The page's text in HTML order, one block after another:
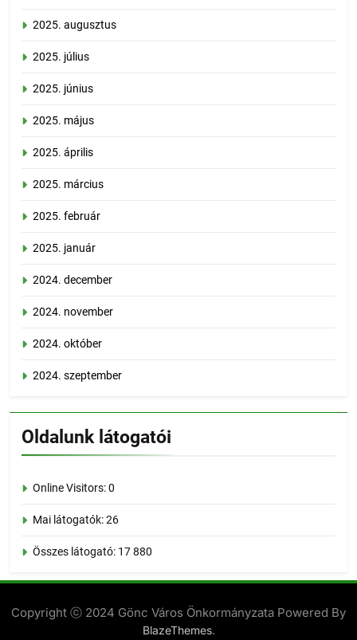
2025. augusztus
2025. július
2025. június
2025. május
2025. április
2025. március
2025. február
2025. január
2024. december
2024. november
2024. október
2024. szeptember
Oldalunk látogatói
Online Visitors:0
Mai látogatók:26
Összes látogató: 17 880
Copyright ⓒ 2024 Gönc Város Önkormányzata Powered By
BlazeThemes.